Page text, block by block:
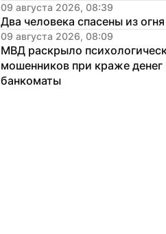
09 августа 2026, 08:39
Два человека спасены из
09 августа 2026, 08:09
МВД раскрыло
мошенников при краже денег
банкоматы